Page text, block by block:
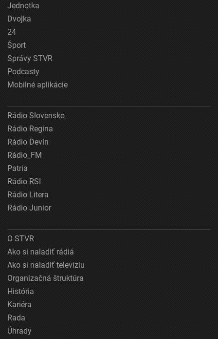
Jednotka
Dvojka
24
Šport
Správy STVR
Podcasty
Mobilné aplikácie
Rádio Slovensko
Rádio Regina
Rádio Devín
Rádio_FM
Patria
Rádio RSI
Rádio Litera
Rádio Junior
O STVR
Ako si naladiť rádiá
Ako si naladiť televíziu
Organizačná štruktúra
História
Kariéra
Rada
Úhrady